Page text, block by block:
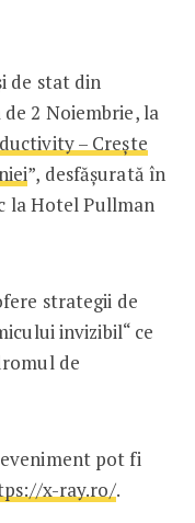
de stat din
2 Noiembrie, la
– Crește
”, desfășurată în
la Hotel Pullman
strategii de
invizibil“ ce
de
pot fi
x-ray.ro/.